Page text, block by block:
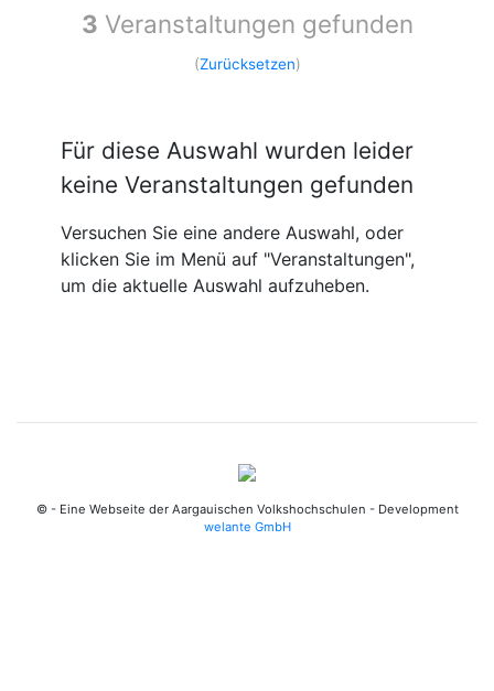
3 Veranstaltungen gefunden
(Zurücksetzen)
Für diese Auswahl wurden leider
keine Veranstaltungen gefunden
Versuchen Sie eine andere Auswahl, oder
klicken Sie im Menü auf "Veranstaltungen",
um die aktuelle Auswahl aufzuheben.
© - Eine Webseite der Aargauischen Volkshochschulen - Development
welante GmbH